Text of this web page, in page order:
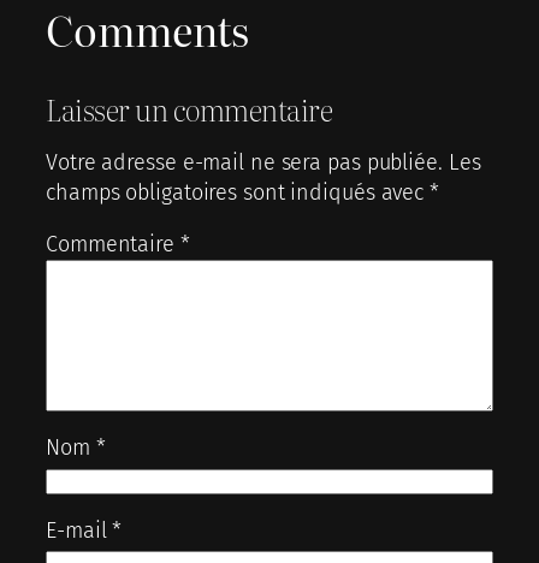
Comments
Laisser un commentaire
Votre adresse e-mail ne sera pas publiée. Les
champs obligatoires sont indiqués avec*
Commentaire *
Nom *
E-mail*